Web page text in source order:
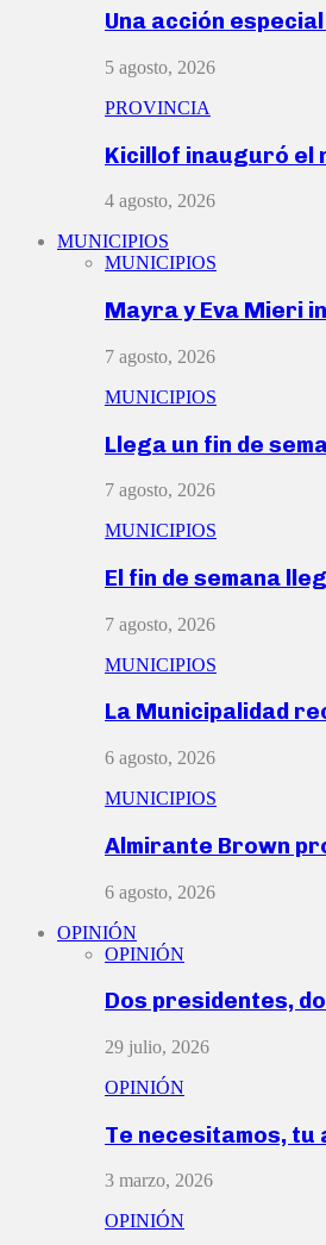
Una acción
5 agosto, 2026
PROVINCIA
Kicillof inauguró el
4 agosto, 2026
MUNICIPIOS
MUNICIPIOS
Mayra y Eva Mieri
7 agosto, 2026
MUNICIPIOS
Llega un fin de
7 agosto, 2026
MUNICIPIOS
El fin de semana
7 agosto, 2026
MUNICIPIOS
La Municipalidad
6 agosto, 2026
MUNICIPIOS
Almirante Brown
6 agosto, 2026
OPINIÓN
OPINIÓN
Dos presidentes,
29 julio, 2026
OPINIÓN
Te necesitamos, tu
3 marzo, 2026
OPINIÓN